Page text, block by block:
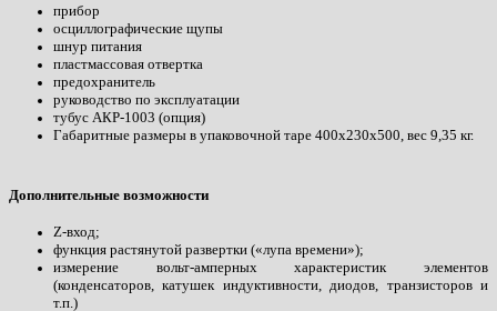
прибор
осциллографические щупы
шнур питания
пластмассовая отвертка
предохранитель
руководство по эксплуатации
тубус АКР-1003 (опция)
Габаритные размеры в упаковочной таре 400х230х500, вес 9,35 кг.
Дополнительные возможности
Z-вход;
функция растянутой развертки («лупа времени»);
измерение вольт-амперных характеристик элементов
(конденсаторов, катушек индуктивности, диодов, транзисторов и
т.п.)